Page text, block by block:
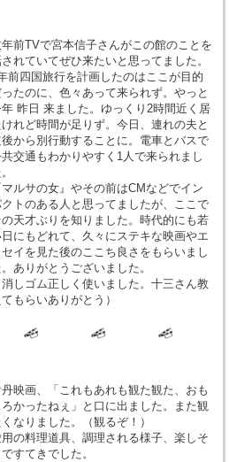
前TVで宮本信子さんがこの館のことを
れていてぜひ来たいと思ってました。
前四国旅行を計画したのはここが目的
ったのに、色々あって来られず。やっと
昨日 来ました。ゆっくり2時間近く居
けれど時間が足りず。今日、連れの夫と
から別行動することに。電車とバスで
交通もわかりやすく1人で来られまし
マルサの女』やその前はCMなどでイン
トのある人と思ってましたが、ここで
の天才ぶりを知りました。時代的にも若
日にもどれて、久々にステキな映画やエ
セイを見た後のここち良さをもらいまし
。ありがとうございました。
消しゴム正しく使いました。十三さん教
てもらいありがとう）
映画、「これもあれも観た観た、おも
ろかったねぇ」と口に出ました。また観
くなりました。（観るぞ！）
の料理道具、調理される様子、楽しそ
ですてきでした。